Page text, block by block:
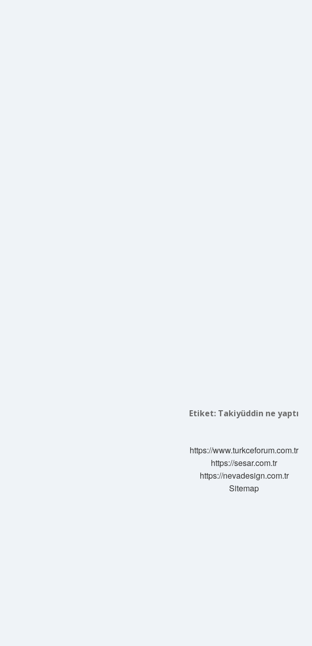
Etiket: Takiyüddin ne yaptı
https://www.turkceforum.com.tr
https://sesar.com.tr
https://nevadesign.com.tr
Sitemap